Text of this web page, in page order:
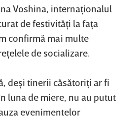
Voshina, internaţionalul
de festivităţi la faţa
confirmă mai multe
de socializare.
deşi tinerii căsătoriţi ar fi
luna de miere, nu au putut
evenimentelor